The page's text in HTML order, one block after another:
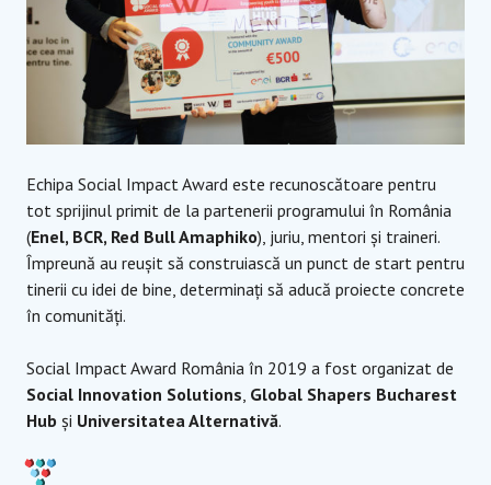
Echipa Social Impact Award este recunoscătoare pentru
tot sprijinul primit de la partenerii programului în România
(Enel, BCR, Red Bull Amaphiko), juriu, mentori și traineri.
Împreună au reușit să construiască un punct de start pentru
tinerii cu idei de bine, determinați să aducă proiecte concrete
în comunități.
Social Impact Award România în 2019 a fost organizat de
Social Innovation Solutions, Global Shapers Bucharest
Hub și Universitatea Alternativă.